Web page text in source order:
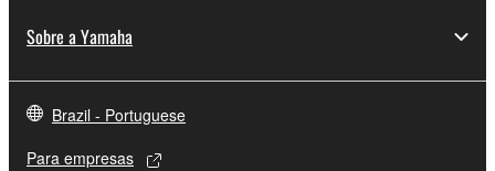
Sobre a Yamaha
Brazil - Portuguese
Para empresas